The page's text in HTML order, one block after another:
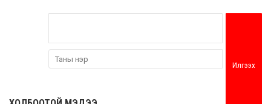
Илгээх